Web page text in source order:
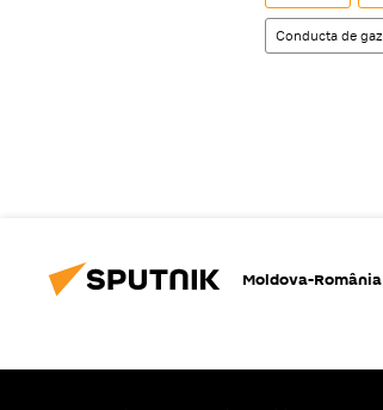
Conducta de gaz
Moldova-România